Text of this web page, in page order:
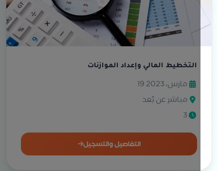
التخطيط المالي وإعداد الموازنات
19 مارس، 2023
مباشر عن بُعد
التفاصيل والتسجيل